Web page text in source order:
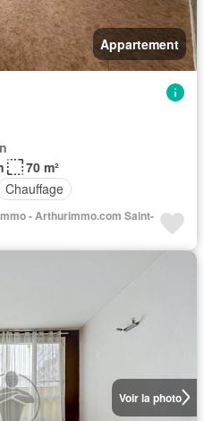
Appartement
70 m²
Chauffage
- Arthurimmo.com Saint-
Voir la photo